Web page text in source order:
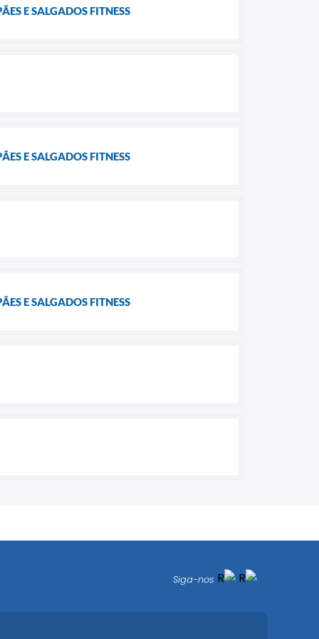
E SALGADOS FITNESS
E SALGADOS FITNESS
E SALGADOS FITNESS
Siga-nos